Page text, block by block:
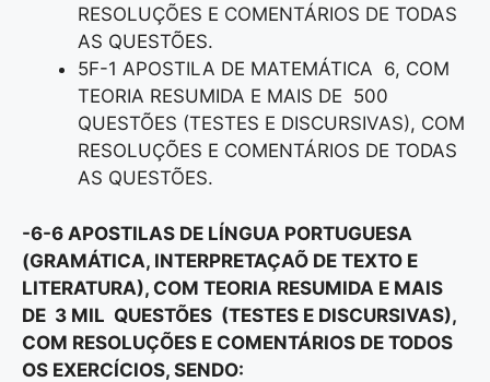
RESOLUÇÕES E COMENTÁRIOS DE TODAS
AS QUESTÕES.
5F-1 APOSTILA DE MATEMÁTICA 6, COM
TEORIA RESUMIDA E MAIS DE 500
QUESTÕES (TESTES E DISCURSIVAS), COM
RESOLUÇÕES E COMENTÁRIOS DE TODAS
AS QUESTÕES.
-6-6 APOSTILAS DE LÍNGUA PORTUGUESA
(GRAMÁTICA, INTERPRETAÇAÕ DE TEXTO E
LITERATURA), COM TEORIA RESUMIDA E MAIS
DE 3 MIL QUESTÕES (TESTES E DISCURSIVAS),
COM RESOLUÇÕES E COMENTÁRIOS DE TODOS
OS EXERCÍCIOS, SENDO: